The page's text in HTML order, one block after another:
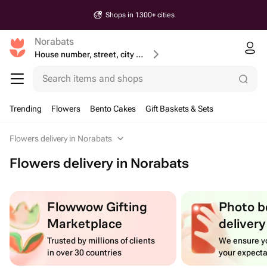
Shops in 1300+ cities
Norabats
House number, street, city or postcode
Search items and shops
Trending Flowers Bento Cakes Gift Baskets & Sets
Flowers delivery in Norabats
Flowers delivery in Norabats
Flowwow Gifting
Marketplace
Trusted by millions of clients
in over 30 countries
Photo
delivery
We ensure
your